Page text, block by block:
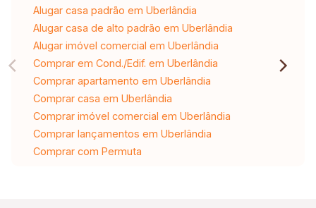
Alugar casa padrão em Uberlândia
Alugar casa de alto padrão em Uberlândia
Alugar imóvel comercial em Uberlândia
Comprar em Cond./Edif. em Uberlândia
Comprar apartamento em Uberlândia
Comprar casa em Uberlândia
Comprar imóvel comercial em Uberlândia
Comprar lançamentos em Uberlândia
Comprar com Permuta